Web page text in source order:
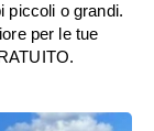
piccoli o grandi.
per le tue